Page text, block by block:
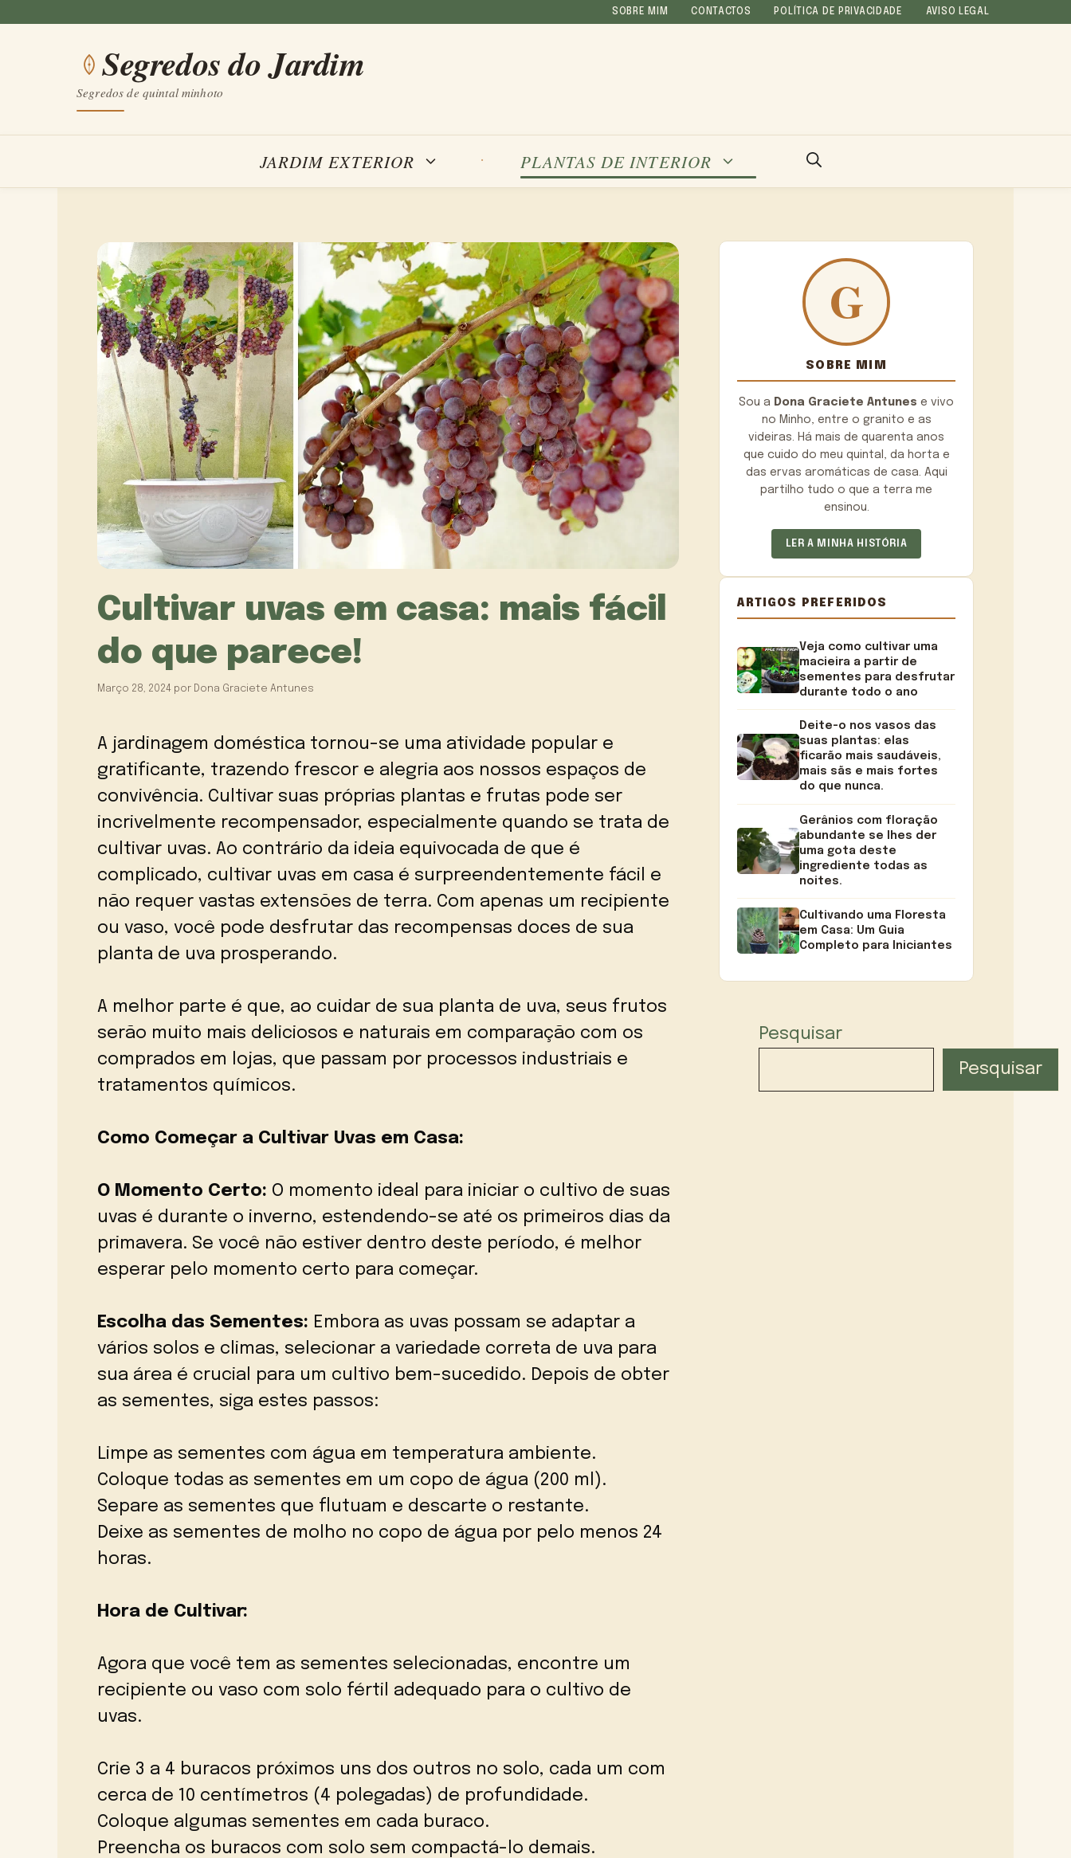
conteúdo
SOBRE MIM CONTACTOS POLÍTICA DE PRIVACIDADE AVISO LEGAL
Segredos do Jardim
Segredos de quintal minhoto
JARDIM EXTERIOR PLANTAS DE INTERIOR
Cultivar uvas em casa: mais fácil
do que parece!
Março 28, 2024 por Dona Graciete Antunes
A jardinagem doméstica tornou-se uma atividade popular e
gratificante, trazendo frescor e alegria aos nossos espaços de
convivência. Cultivar suas próprias plantas e frutas pode ser
incrivelmente recompensador, especialmente quando se trata de
cultivar uvas. Ao contrário da ideia equivocada de que é
complicado, cultivar uvas em casa é surpreendentemente fácil e
não requer vastas extensões de terra. Com apenas um recipiente
ou vaso, você pode desfrutar das recompensas doces de sua
planta de uva prosperando.
A melhor parte é que, ao cuidar de sua planta de uva, seus frutos
serão muito mais deliciosos e naturais em comparação com os
comprados em lojas, que passam por processos industriais e
tratamentos químicos.
Como Começar a Cultivar Uvas em Casa:
O Momento Certo: O momento ideal para iniciar o cultivo de suas
uvas é durante o inverno, estendendo-se até os primeiros dias da
primavera. Se você não estiver dentro deste período, é melhor
esperar pelo momento certo para começar.
Escolha das Sementes: Embora as uvas possam se adaptar a
vários solos e climas, selecionar a variedade correta de uva para
sua área é crucial para um cultivo bem-sucedido. Depois de obter
as sementes, siga estes passos:
Limpe as sementes com água em temperatura ambiente.
Coloque todas as sementes em um copo de água (200 ml).
Separe as sementes que flutuam e descarte o restante.
Deixe as sementes de molho no copo de água por pelo menos 24
horas.
Hora de Cultivar:
Agora que você tem as sementes selecionadas, encontre um
recipiente ou vaso com solo fértil adequado para o cultivo de
uvas.
Crie 3 a 4 buracos próximos uns dos outros no solo, cada um com
cerca de 10 centímetros (4 polegadas) de profundidade.
Coloque algumas sementes em cada buraco.
Preencha os buracos com solo sem compactá-lo demais.
SOBRE MIM
Sou a Dona Graciete Antunes e vivo
no Minho, entre o granito e as
videiras. Há mais de quarenta anos
que cuido do meu quintal, da horta e
das ervas aromáticas de casa. Aqui
partilho tudo o que a terra me
ensinou.
LER A MINHA HISTÓRIA
ARTIGOS PREFERIDOS
Veja como cultivar uma
macieira a partir de
sementes para desfrutar
durante todo o ano
Deite-o nos vasos das
suas plantas: elas
ficarão mais saudáveis,
mais sãs e mais fortes
do que nunca.
Gerânios com floração
abundante se lhes der
uma gota deste
ingrediente todas as
noites.
Cultivando uma Floresta
em Casa: Um Guia
Completo para Iniciantes
Pesquisar
Pesquisar